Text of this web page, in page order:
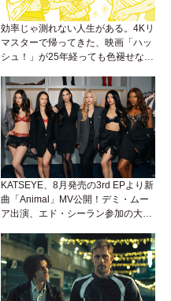
効率じゃ測れない人生がある。4Kリ
マスターで帰ってきた、映画「ハッ
シュ！」が25年経っても色褪せない
KATSEYE、8月発売の3rd EPより新
曲「Animal」MV公開！デミ・ムー
ア出演、エド・シーラン参加の大胆